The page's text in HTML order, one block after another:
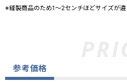
※縫製商品のため1～2センチほどサイズが違
参考価格